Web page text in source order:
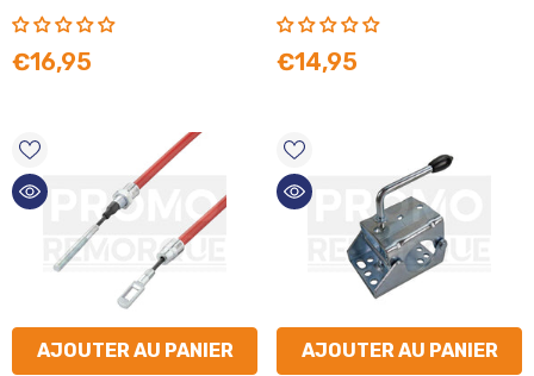
€16,95 €14,95
AJOUTER AU PANIER AJOUTER AU PANIER